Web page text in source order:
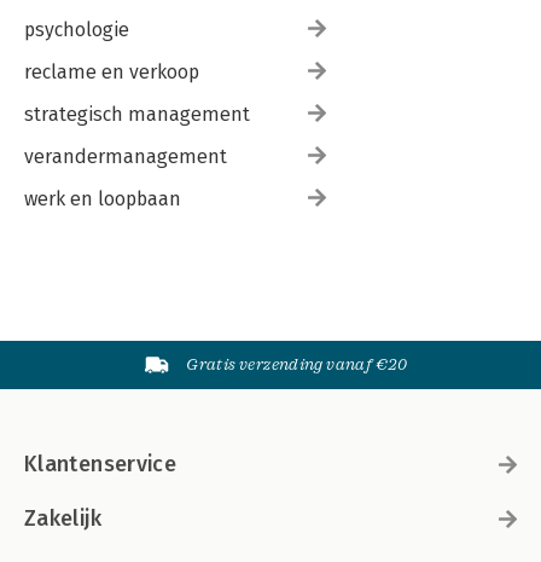
psychologie
reclame en verkoop
strategisch management
verandermanagement
werk en loopbaan
Gratis verzending vanaf €20
Klantenservice
Zakelijk